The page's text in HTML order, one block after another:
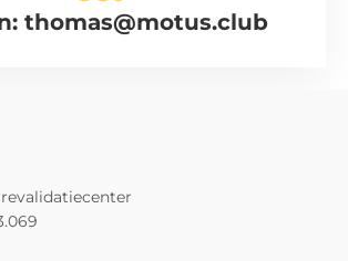
thomas@motus.club